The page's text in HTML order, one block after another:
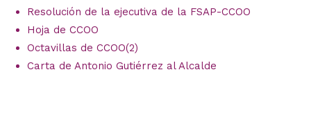
Resolución de la ejecutiva de la FSAP-CCOO
Hoja de CCOO
Octavillas de CCOO(2)
Carta de Antonio Gutiérrez al Alcalde